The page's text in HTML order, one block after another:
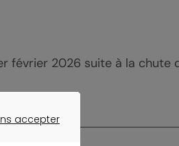
février 2026 suite à la chute
accepter